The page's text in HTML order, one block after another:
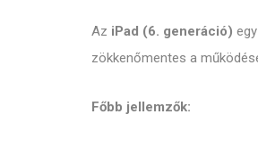
Az iPad (6. generáció)
zökkenőmentes a
Főbb jellemzők: